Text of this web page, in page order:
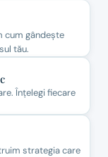
cum gândește
tău.
Înțelegi fiecare
strategia care